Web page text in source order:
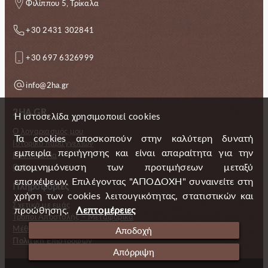
Φιλίππου 5, Τρίκαλα
+30 2431 302841
+30 697 6326999
info@2ha.gr
2HA.GR
Ο λογαριασμός μου
Ιστορικό παραγγελιών
Επικοινωνία
Gallery
Πληροφορίες
Σχετικά με εμάς
Τρόποι Αποστολής – Μεταφορικά
Μέθοδοι πληρωμής
Πολιτική Επιστροφών
Η ιστοσελίδα χρησιμοποιεί cookies
Τα cookies αποσκοπούν στην καλύτερη δυνατή
εμπειρία περιήγησης και είναι απαραίτητα για την
απομνημόνευση των προτιμήσεων μεταξύ
επισκέψεων. Επιλέγοντας "ΑΠΟΔΟΧΗ" συναινείτε στη
χρήση των cookies λειτουγικότητας, στατιστικών και
προώθησης.
Λεπτομέρειες
Αποδοχή
Απόρριψη